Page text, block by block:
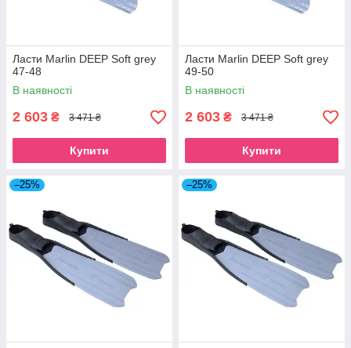
Ласти Marlin DEEP Soft grey
47-48
В наявності
2 603 ₴ 3 471 ₴
Купити
Ласти Marlin DEEP Soft grey
49-50
В наявності
2 603 ₴ 3 471 ₴
Купити
–25% –25%